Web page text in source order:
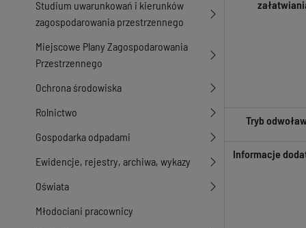
Studium uwarunkowań i kierunków
zagospodarowania przestrzennego
Miejscowe Plany Zagospodarowania
Przestrzennego
Ochrona środowiska
Rolnictwo
Gospodarka odpadami
Ewidencje, rejestry, archiwa, wykazy
Oświata
Młodociani pracownicy
Tryb
Informacje